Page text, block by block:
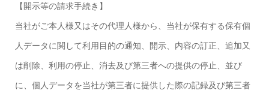
【開示等の請求手続き】
当社がご本人様又はその代理人様から、当社が保有する保有個
人データに関して利用目的の通知、開示、内容の訂正、追加又
は削除、利用の停止、消去及び第三者への提供の停止、並び
に、個人データを当社が第三者に提供した際の記録及び第三者